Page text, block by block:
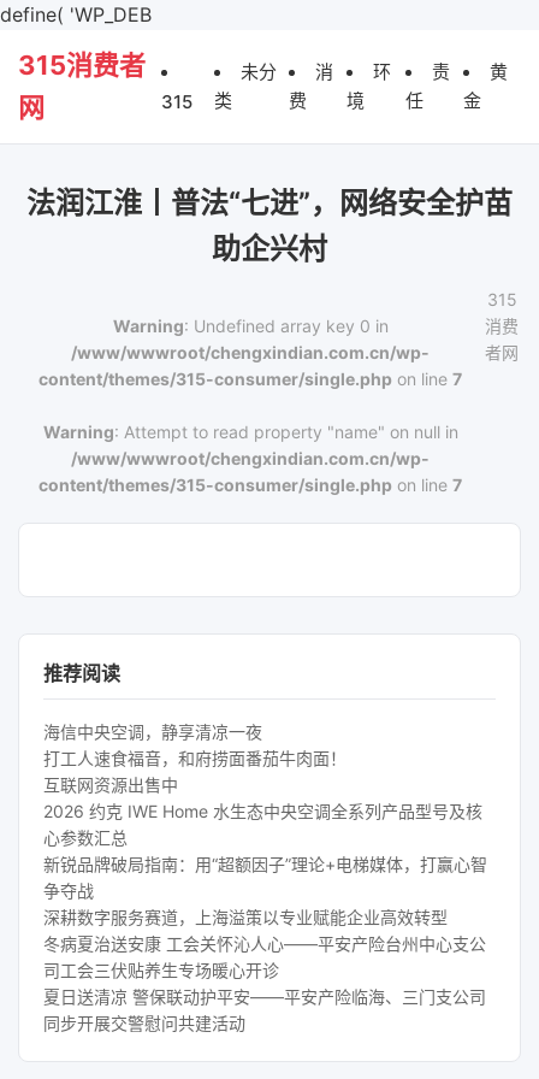
define( 'WP_DEB
315消费者
网
315
未分
类
消
费
环
境
责
任
黄
金
法润江淮丨普法“七进”，网络安全护苗
助企兴村
Warning: Undefined array key 0 in
/www/wwwroot/chengxindian.com.cn/wp-
content/themes/315-consumer/single.php on line7
Warning: Attempt to read property "name" on null in
/www/wwwroot/chengxindian.com.cn/wp-
content/themes/315-consumer/single.php on line7
315
消费
者网
推荐阅读
海信中央空调，静享清凉一夜
打工人速食福音，和府捞面番茄牛肉面！
互联网资源出售中
2026 约克 IWE Home 水生态中央空调全系列产品型号及核
心参数汇总
新锐品牌破局指南：用“超额因子”理论+电梯媒体，打赢心智
争夺战
深耕数字服务赛道，上海溢策以专业赋能企业高效转型
冬病夏治送安康 工会关怀沁人心——平安产险台州中心支公
司工会三伏贴养生专场暖心开诊
夏日送清凉 警保联动护平安——平安产险临海、三门支公司
同步开展交警慰问共建活动